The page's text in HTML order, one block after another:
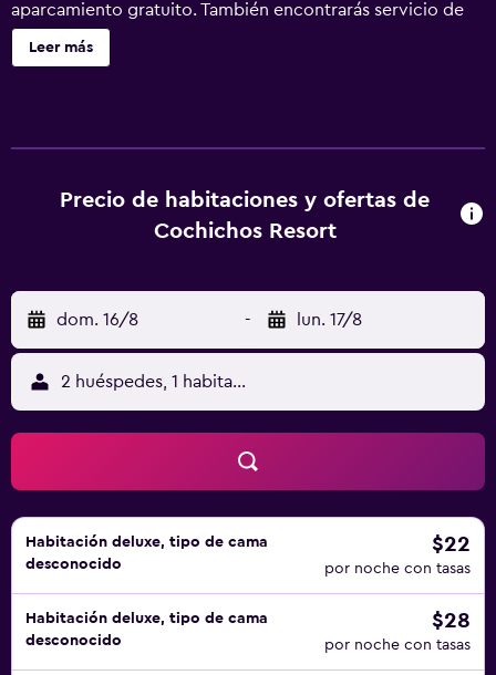
aparcamiento gratuito. También encontrarás servicio de
tintorería, lavandería y servicio de recepción 24 horas.
Cochichos Resort ofrece 24 alojamientos con aire
suscripción. Los baños están equipados con artículos de
higiene personal gratuitos y secador de pelo. Este hotel
cortinas opacas. Se ofrece servicio de limpieza todos los
días. Se pueden practicar las actividades de ocio y
esparcimiento que se indican más abajo en las
instalaciones o cerca del alojamiento (es posible que se
aplique un recargo).
Leer más
Precio de habitaciones y ofertas de
Cochichos Resort
dom. 16/8 - lun. 17/8
2 huéspedes, 1 habitación
Habitación deluxe, tipo de cama
desconocido
$22
por noche con tasas
Habitación deluxe, tipo de cama
desconocido
$28
por noche con tasas